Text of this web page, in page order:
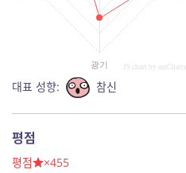
광기 JS chart by amCharts
대표 성향: 참신
평점
평점 ×455